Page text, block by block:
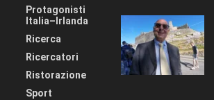
Protagonisti
Italia–Irlanda
Ricerca
Ricercatori
Ristorazione
Sport